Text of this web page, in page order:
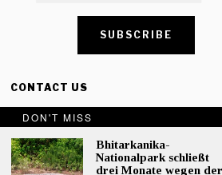
CONTACT US
Creative Travel Pvt. Ltd.
Creative Plaza, 283 Udyog Vihar Phase 2,
Gurugram, Haryana – 122016, India
Tel: +91-124 4567777
DON'T MISS
Bhitarkanika-
Nationalpark schließt
drei Monate wegen der